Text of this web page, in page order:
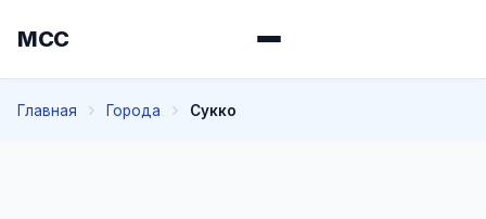
МСС
Главная Города Сукко